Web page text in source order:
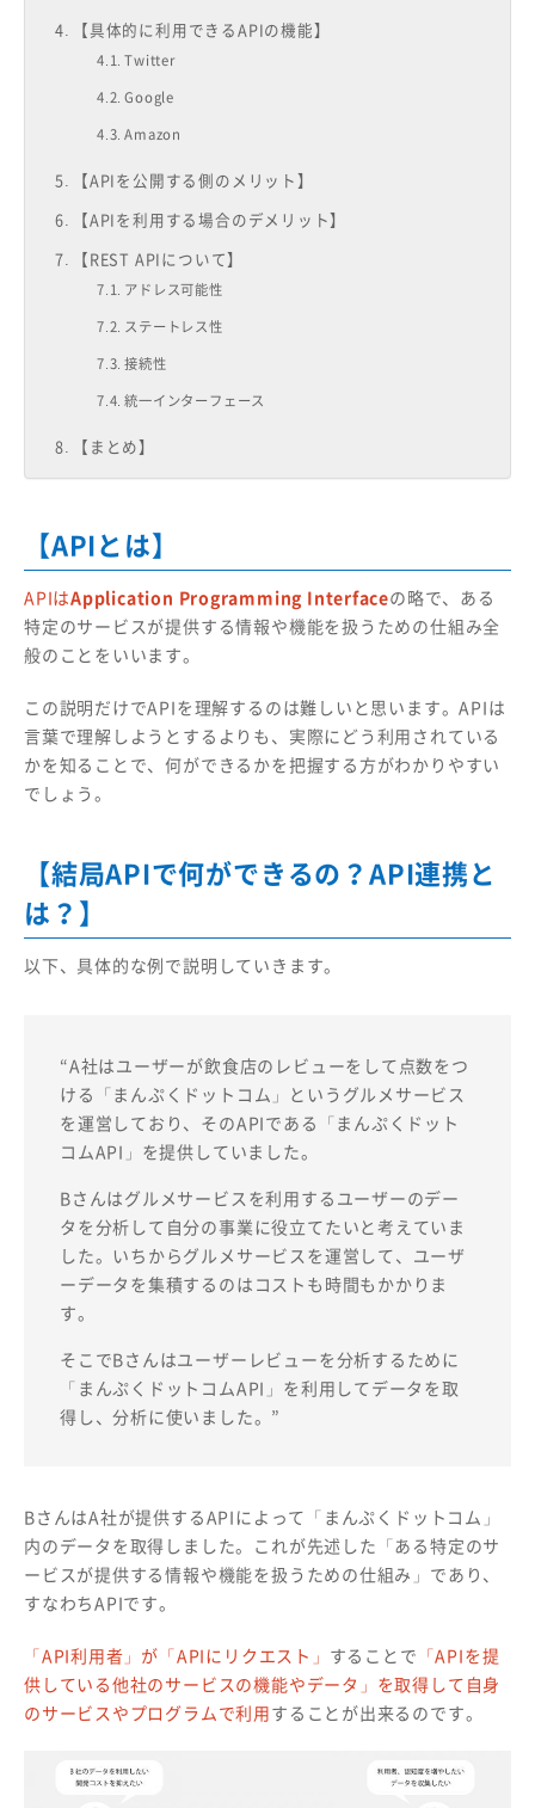
【具体的に利用できるAPIの機能】
Twitter
Google
Amazon
【APIを公開する側のメリット】
【APIを利用する場合のデメリット】
【REST APIについて】
アドレス可能性
ステートレス性
接続性
統一インターフェース
【まとめ】
【APIとは】
APIはApplication Programming Interfaceの略で、ある
特定のサービスが提供する情報や機能を扱うための仕組み全
般のことをいいます。
この説明だけでAPIを理解するのは難しいと思います。APIは
言葉で理解しようとするよりも、実際にどう利用されている
かを知ることで、何ができるかを把握する方がわかりやすい
でしょう。
【結局APIで何ができるの？API連携と
は？】
以下、具体的な例で説明していきます。
“A社はユーザーが飲食店のレビューをして点数をつ
ける「まんぷくドットコム」というグルメサービス
を運営しており、そのAPIである「まんぷくドット
コムAPI」を提供していました。
Bさんはグルメサービスを利用するユーザーのデー
タを分析して自分の事業に役立てたいと考えていま
した。いちからグルメサービスを運営して、ユーザ
ーデータを集積するのはコストも時間もかかりま
す。
そこでBさんはユーザーレビューを分析するために
「まんぷくドットコムAPI」を利用してデータを取
得し、分析に使いました。”
BさんはA社が提供するAPIによって「まんぷくドットコム」
内のデータを取得しました。これが先述した「ある特定のサ
ービスが提供する情報や機能を扱うための仕組み」であり、
すなわちAPIです。
「API利用者」が「APIにリクエスト」 することで 「APIを提
供している他社のサービスの機能やデータ」を取得して自身
のサービスやプログラムで利用することが出来るのです。